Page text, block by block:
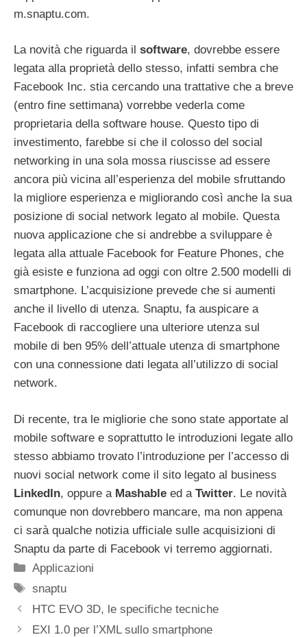
m.snaptu.com.
La novità che riguarda il software, dovrebbe essere
legata alla proprietà dello stesso, infatti sembra che
Facebook Inc. stia cercando una trattative che a breve
(entro fine settimana) vorrebbe vederla come
proprietaria della software house. Questo tipo di
investimento, farebbe si che il colosso del social
networking in una sola mossa riuscisse ad essere
ancora più vicina all’esperienza del mobile sfruttando
la migliore esperienza e migliorando così anche la sua
posizione di social network legato al mobile. Questa
nuova applicazione che si andrebbe a sviluppare è
legata alla attuale Facebook for Feature Phones, che
già esiste e funziona ad oggi con oltre 2.500 modelli di
smartphone. L’acquisizione prevede che si aumenti
anche il livello di utenza. Snaptu, fa auspicare a
Facebook di raccogliere una ulteriore utenza sul
mobile di ben 95% dell’attuale utenza di smartphone
con una connessione dati legata all’utilizzo di social
network.
Di recente, tra le migliorie che sono state apportate al
mobile software e soprattutto le introduzioni legate allo
stesso abbiamo trovato l’introduzione per l’accesso di
nuovi social network come il sito legato al business
LinkedIn, oppure a Mashable ed a Twitter. Le novità
comunque non dovrebbero mancare, ma non appena
ci sarà qualche notizia ufficiale sulle acquisizioni di
Snaptu da parte di Facebook vi terremo aggiornati.
Categorie
Applicazioni
Tag
snaptu
HTC EVO 3D, le specifiche tecniche
EXI 1.0 per l’XML sullo smartphone